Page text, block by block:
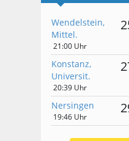
Wendelstein,
Mittel.
21:00 Uhr
Konstanz,
Universit.
20:39 Uhr
Nersingen
19:46 Uhr